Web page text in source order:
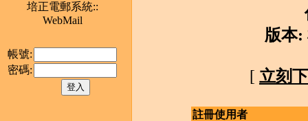
培正電郵系統::
WebMail
帳號:
密碼:
版本:
[ 立刻
註冊使用者